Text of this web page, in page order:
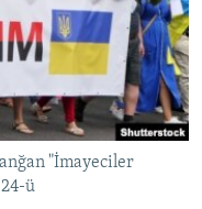
"İmayeciler
ü